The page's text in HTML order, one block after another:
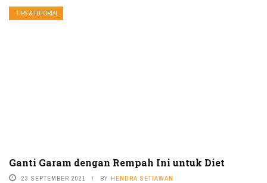
TIPS & TUTORIAL
Ganti Garam dengan Rempah Ini untuk Diet
23 SEPTEMBER 2021 BY HENDRA SETIAWAN